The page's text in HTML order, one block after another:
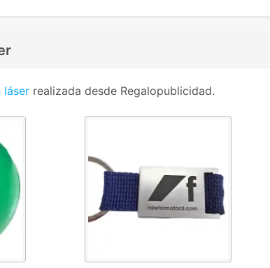
láser realizada desde Regalopublicidad.